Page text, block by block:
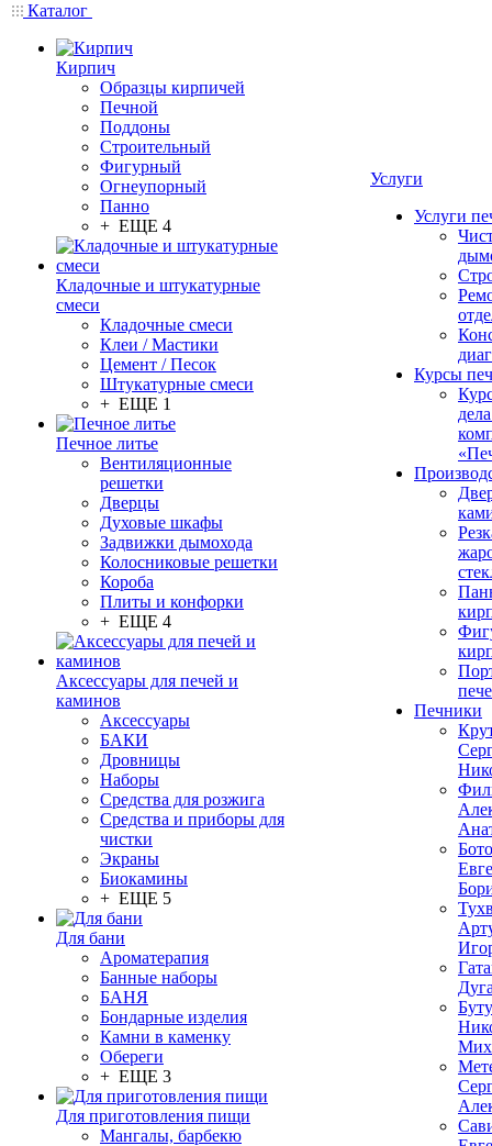
Каталог
Кирпич
Образцы кирпичей
Печной
Поддоны
Строительный
Фигурный
Огнеупорный
Панно
+ ЕЩЕ 4
Кладочные и штукатурные
смеси
Кладочные смеси
Клеи / Мастики
Цемент / Песок
Штукатурные смеси
+ ЕЩЕ 1
Печное литье
Вентиляционные
решетки
Дверцы
Духовые шкафы
Задвижки дымохода
Колосниковые решетки
Короба
Плиты и конфорки
+ ЕЩЕ 4
Аксессуары для печей и
каминов
Аксессуары
БАКИ
Дровницы
Наборы
Средства для розжига
Средства и приборы для
чистки
Экраны
Биокамины
+ ЕЩЕ 5
Для бани
Ароматерапия
Банные наборы
БАНЯ
Бондарные изделия
Камни в каменку
Обереги
+ ЕЩЕ 3
Для приготовления пищи
Мангалы, барбекю
Услуги
Услуги
Курсы
Печники